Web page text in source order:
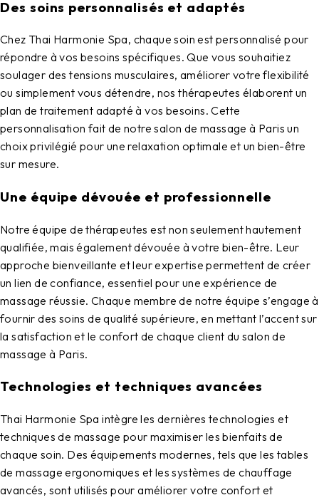
Des soins personnalisés et adaptés
Chez Thai Harmonie Spa, chaque soin est personnalisé pour
répondre à vos besoins spécifiques. Que vous souhaitiez
soulager des tensions musculaires, améliorer votre flexibilité
ou simplement vous détendre, nos thérapeutes élaborent un
plan de traitement adapté à vos besoins. Cette
personnalisation fait de notresalon de massage à Paris un
choix privilégié pour une relaxation optimale et un bien-être
sur mesure.
Une équipe dévouée et professionnelle
Notre équipe de thérapeutes est non seulement hautement
qualifiée, mais également dévouée à votre bien-être. Leur
approche bienveillante et leur expertise permettent de créer
un lien de confiance, essentiel pour une expérience de
massage réussie. Chaque membre de notre équipe s’engage à
fournir des soins de qualité supérieure, en mettant l’accent sur
la satisfaction et le confort de chaque client du salon de
massage à Paris.
Technologies et techniques avancées
Thai Harmonie Spa intègre les dernières technologies et
techniques de massage pour maximiser les bienfaits de
chaque soin. Des équipements modernes, tels que les tables
de massage ergonomiques et les systèmes de chauffage
avancés, sont utilisés pour améliorer votre confort et